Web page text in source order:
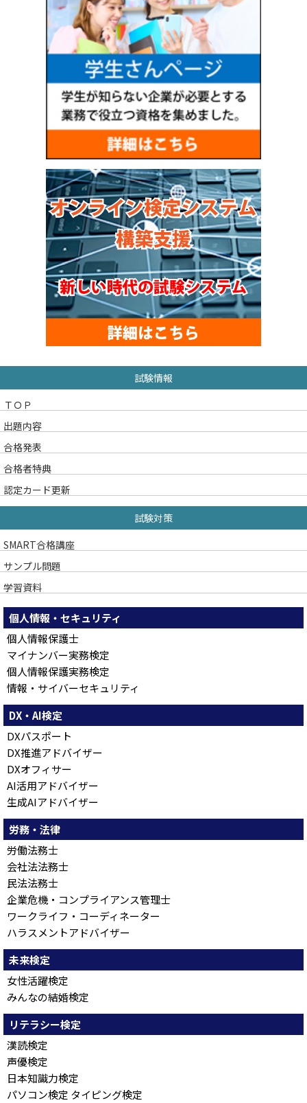
試験情報
ＴＯＰ
出題内容
合格発表
合格者特典
認定カード更新
試験対策
SMART合格講座
サンプル問題
学習資料
個人情報・セキュリティ
個人情報保護士
マイナンバー実務検定
個人情報保護実務検定
情報・サイバーセキュリティ
DX・AI検定
DXパスポート
DX推進アドバイザー
DXオフィサー
AI活用アドバイザー
生成AIアドバイザー
労務・法律
労働法務士
会社法法務士
民法法務士
企業危機・コンプライアンス管理士
ワークライフ・コーディネーター
ハラスメントアドバイザー
未来検定
女性活躍検定
みんなの結婚検定
リテラシー検定
漢読検定
声優検定
日本知識力検定
パソコン検定 タイピング検定